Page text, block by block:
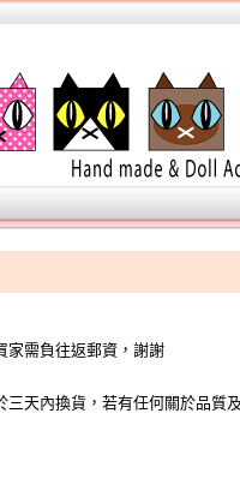
家需負往返郵資，謝謝
天內換貨，若有任何關於品質